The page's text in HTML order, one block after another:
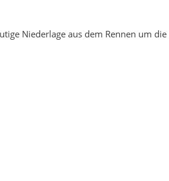
Niederlage aus dem Rennen um